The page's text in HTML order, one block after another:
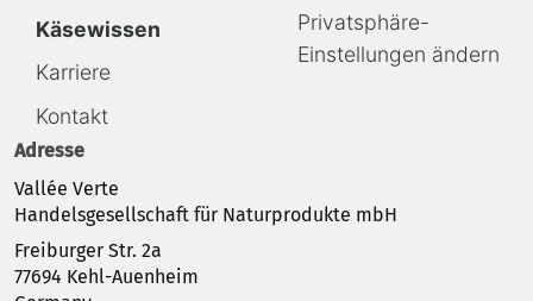
Käsewissen
Karriere
Kontakt
Privatsphäre-
Einstellungen ändern
Adresse
Vallée Verte
Handelsgesellschaft für Naturprodukte mbH
Freiburger Str. 2a
77694 Kehl-Auenheim